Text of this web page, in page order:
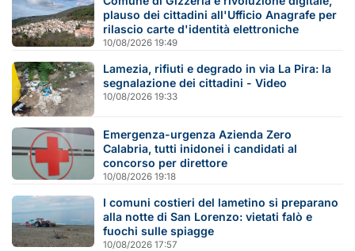
plauso dei cittadini all'Ufficio Anagrafe per
rilascio carte d'identità elettroniche
10/08/2026 19:49
Lamezia, rifiuti e degrado in via La Pira: la
segnalazione dei cittadini - Video
10/08/2026 19:33
Emergenza-urgenza Azienda Zero
Calabria, tutti inidonei i candidati al
concorso per direttore
10/08/2026 19:18
I comuni costieri del lametino si preparano
alla notte di San Lorenzo: vietati falò e
fuochi sulle spiagge
10/08/2026 17:57